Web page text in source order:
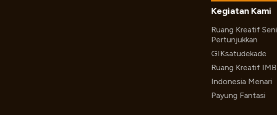
Kegiatan Kami
Ruang Kreatif Seni
Pertunjukkan
GIKsatudekade
Ruang Kreatif IMB
Indonesia Menari
Payung Fantasi